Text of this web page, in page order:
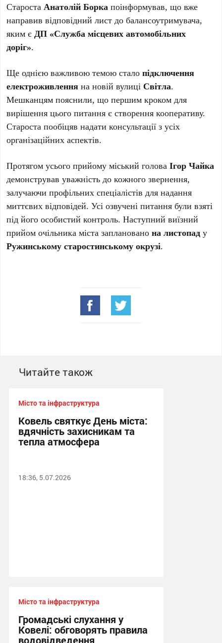
СтаростаАнатолій Борка поінформував, що вже
направив відповідний лист до балансоутримувача,
яким єДП «Служба місцевих автомобільних
доріг».
Ще однією важливою темою сталопідключення
електроживлення на новій вулиці Світла.
Мешканцям пояснили, що першим кроком для
вирішення цього питання є створення кооперативу.
Староста пообіцяв надати консультації з усіх
організаційних аспектів.
Протягом усього прийому міський головаІгор Чайка
демонстрував уважність до кожного звернення,
залучаючи профільних спеціалістів для надання
миттєвих відповідей. Усі озвучені питання були взяті
під його особистий контроль. Наступний виїзний
прийом очільника міста запланованона листопад у
Ружинському старостинському окрузі.
Читайте також
Місто та інфраструктура
Ковель святкує День міста:
вдячність захисникам та
тепла атмосфера
18:36, 5.07.2026
Місто та інфраструктура
Громадські слухання у
Ковелі: обговорять правила
водовідведення